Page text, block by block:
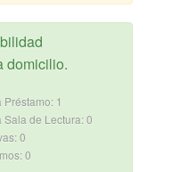
domicilio.
1
de Lectura: 0
0
0